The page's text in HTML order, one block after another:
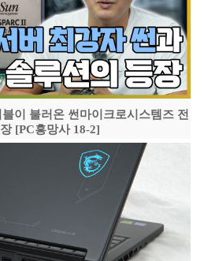
이 불러온 썬마이크로시스템즈 전
[PC흥망사 18-2]